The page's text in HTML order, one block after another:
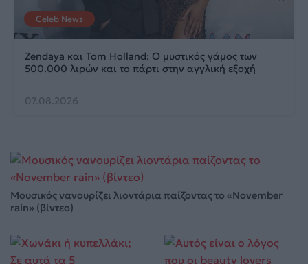
Celeb News
Zendaya και Tom Holland: Ο μυστικός γάμος των
500.000 λιρών και το πάρτι στην αγγλική εξοχή
07.08.2026
Μουσικός νανουρίζει λιοντάρια παίζοντας το «November
rain» (βίντεο)